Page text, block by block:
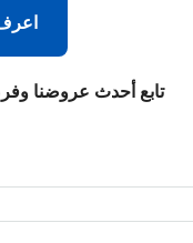
تابع أحدث عروضنا